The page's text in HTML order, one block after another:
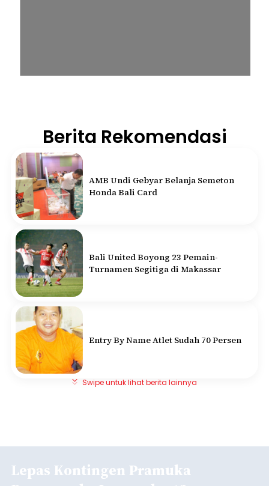
Berita Rekomendasi
AMB Undi Gebyar Belanja Semeton
Honda Bali Card
Bali United Boyong 23 Pemain-
Turnamen Segitiga di Makassar
Entry By Name Atlet Sudah 70 Persen
Swipe untuk lihat berita lainnya
Lepas Kontingen Pramuka